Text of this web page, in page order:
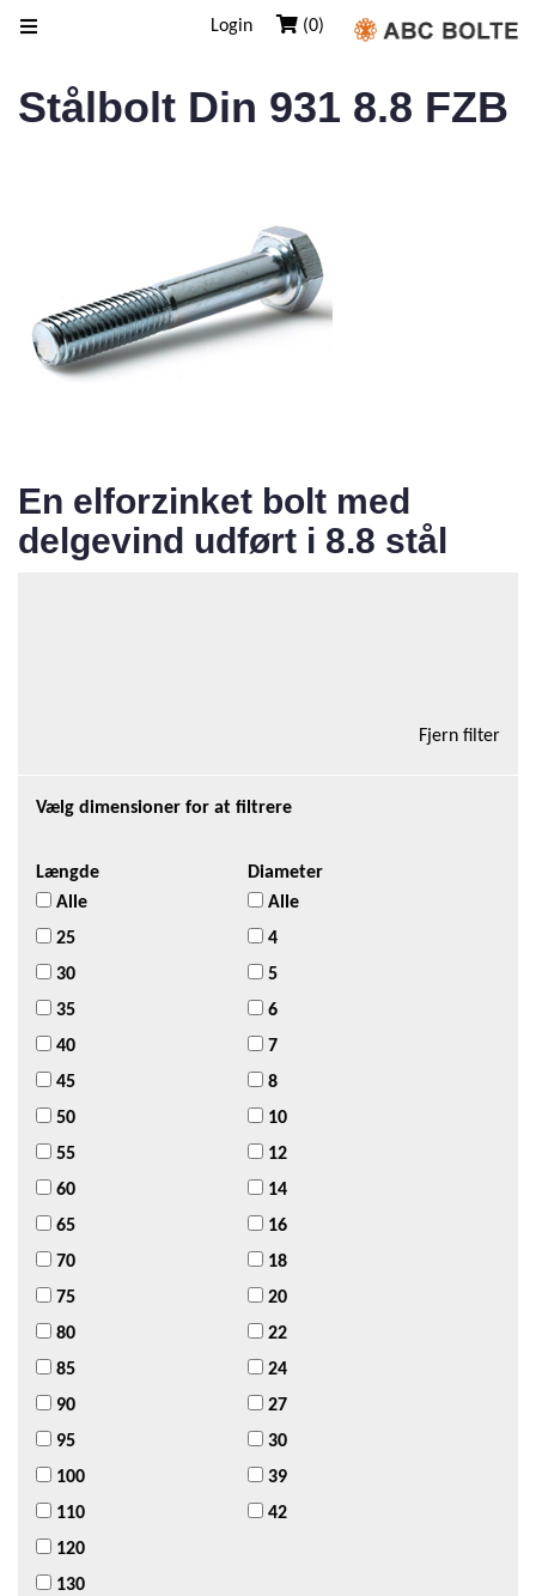
(0)
Login
Stålbolt Din 931 8.8 FZB
En elforzinket bolt med
delgevind udført i 8.8 stål
Fjern filter
Vælg dimensioner for at filtrere
Længde
Diameter
Alle
Alle
25
4
30
5
35
6
40
7
45
8
50
10
55
12
60
14
65
16
70
18
75
20
80
22
85
24
90
27
95
30
100
39
110
42
120
130